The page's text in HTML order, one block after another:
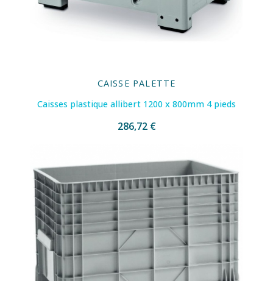
CAISSE PALETTE
Caisses plastique allibert 1200 x 800mm 4 pieds
286,72 €